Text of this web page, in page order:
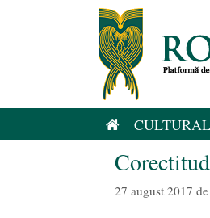
CULTURAL
27 august 2017 de